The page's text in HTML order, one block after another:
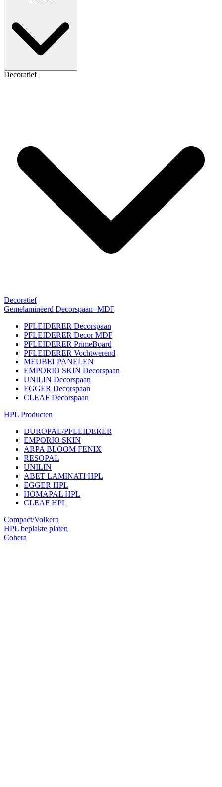
Decoratief
Decoratief
Gemelamineerd Decorspaan+MDF
PFLEIDERER Decorspaan
PFLEIDERER Decor MDF
PFLEIDERER PrimeBoard
PFLEIDERER Vochtwerend
MEUBELPANELEN
EMPORIO SKIN Decorspaan
UNILIN Decorspaan
EGGER Decorspaan
CLEAF Decorspaan
HPL Producten
DUROPAL/PFLEIDERER
EMPORIO SKIN
ARPA BLOOM FENIX
RESOPAL
UNILIN
ABET LAMINATI HPL
EGGER HPL
HOMAPAL HPL
CLEAF HPL
Compact/Volkern
HPL beplakte platen
Cohera